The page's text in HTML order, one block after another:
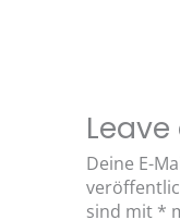
Deine E-
sind mit *